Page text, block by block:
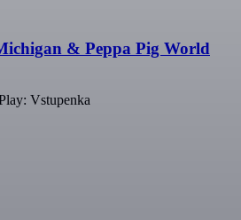
& Peppa Pig World
Vstupenka